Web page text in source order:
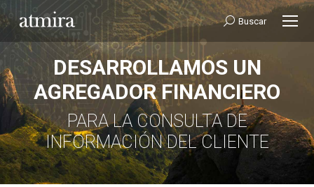
Buscar:
Buscar
DESARROLLAMOS UN
AGREGADOR FINANCIERO
PARA LA CONSULTA DE
INFORMACIÓN DEL CLIENTE